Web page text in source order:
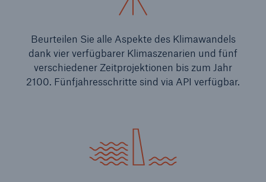
Beurteilen Sie alle Aspekte des Klimawandels
dank vier verfügbarer Klimaszenarien und fünf
verschiedener Zeitprojektionen bis zum Jahr
2100. Fünfjahresschritte sind via API verfügbar.